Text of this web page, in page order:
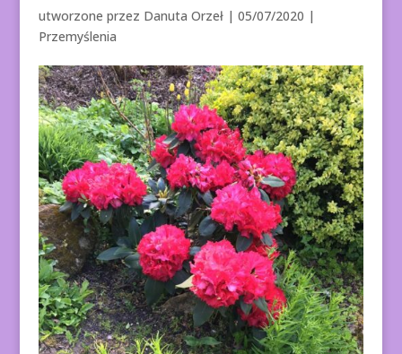
utworzone przez Danuta Orzeł| 05/07/2020 |
Przemyślenia